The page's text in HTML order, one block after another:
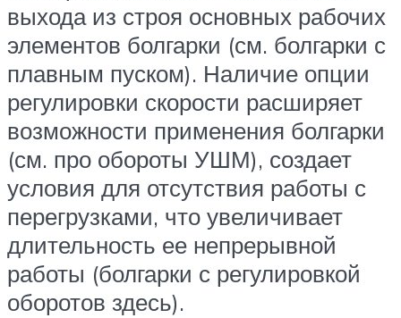
выхода из строя основных рабочих
элементов болгарки (см. болгарки с
плавным пуском). Наличие опции
регулировки скорости расширяет
возможности применения болгарки
(см. про обороты УШМ), создает
условия для отсутствия работы с
перегрузками, что увеличивает
длительность ее непрерывной
работы (болгарки с регулировкой
оборотов здесь).